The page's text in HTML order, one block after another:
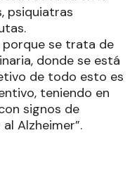
psiquiatras
porque se trata de
donde se está
de todo esto es
teniendo en
signos de
Alzheimer”.